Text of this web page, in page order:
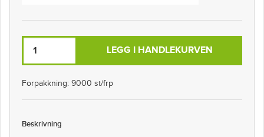
LEGG I HANDLEKURVEN
Forpakkning: 9000 st/frp
Beskrivning